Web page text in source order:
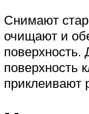
Снимают
очищают и
поверхность
приклеивают